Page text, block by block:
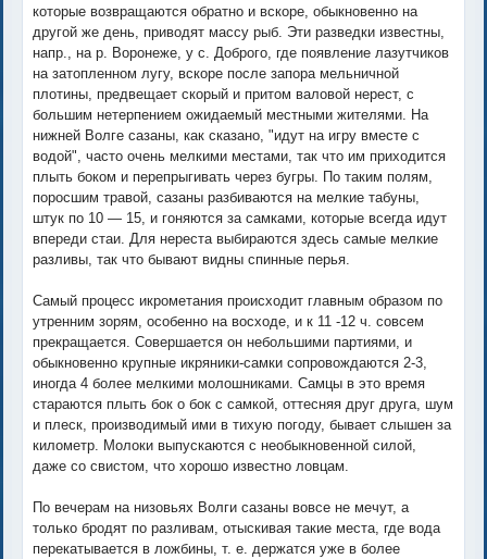
которые возвращаются обратно и вскоре, обыкновенно на
другой же день, приводят массу рыб. Эти разведки известны,
напр., на р. Воронеже, у с. Доброго, где появление лазутчиков
на затопленном лугу, вскоре после запора мельничной
плотины, предвещает скорый и притом валовой нерест, с
большим нетерпением ожидаемый местными жителями. На
нижней Волге сазаны, как сказано, "идут на игру вместе с
водой", часто очень мелкими местами, так что им приходится
плыть боком и перепрыгивать через бугры. По таким полям,
поросшим травой, сазаны разбиваются на мелкие табуны,
штук по 10 — 15, и гоняются за самками, которые всегда идут
впереди стаи. Для нереста выбираются здесь самые мелкие
разливы, так что бывают видны спинные перья.
Самый процесс икрометания происходит главным образом по
утренним зорям, особенно на восходе, и к 11 -12 ч. совсем
прекращается. Совершается он небольшими партиями, и
обыкновенно крупные икряники-самки сопровождаются 2-3,
иногда 4 более мелкими молошниками. Самцы в это время
стараются плыть бок о бок с самкой, оттесняя друг друга, шум
и плеск, производимый ими в тихую погоду, бывает слышен за
километр. Молоки выпускаются с необыкновенной силой,
даже со свистом, что хорошо известно ловцам.
По вечерам на низовьях Волги сазаны вовсе не мечут, а
только бродят по разливам, отыскивая такие места, где вода
перекатывается в ложбины, т. е. держатся уже в более